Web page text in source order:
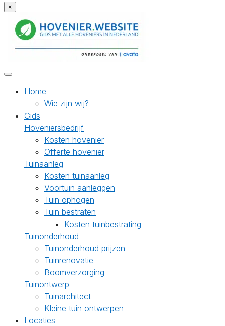
×
Home
Wie zijn wij?
Gids
Hoveniersbedrijf
Kosten hovenier
Offerte hovenier
Tuinaanleg
Kosten tuinaanleg
Voortuin aanleggen
Tuin ophogen
Tuin bestraten
Kosten tuinbestrating
Tuinonderhoud
Tuinonderhoud prijzen
Tuinrenovatie
Boomverzorging
Tuinontwerp
Tuinarchitect
Kleine tuin ontwerpen
Locaties